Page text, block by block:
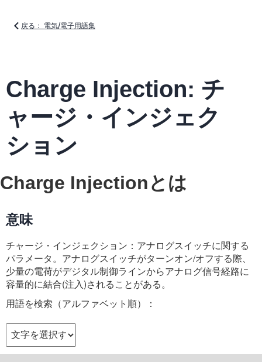
戻る： 電気/電子用語集
Charge Injection: チ
ャージ・インジェク
ション
Charge Injectionとは
意味
チャージ・インジェクション：アナログスイッチに関する
パラメータ。アナログスイッチがターンオン/オフする際、
少量の電荷がデジタル制御ラインからアナログ信号経路に
容量的に結合(注入)されることがある。
用語を検索（アルファベット順）：